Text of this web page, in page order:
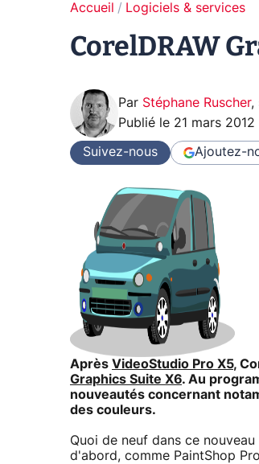
Accueil Logiciels & services
CorelDRAW
Par Stéphane Ruscher,
Publié le 21 mars 2012
Suivez-nous Ajoutez-
Après VideoStudio Pro X5,
Graphics Suite X6. Au
nouveautés concernant
des couleurs.
Quoi de neuf dans ce
d'abord, comme PaintShop